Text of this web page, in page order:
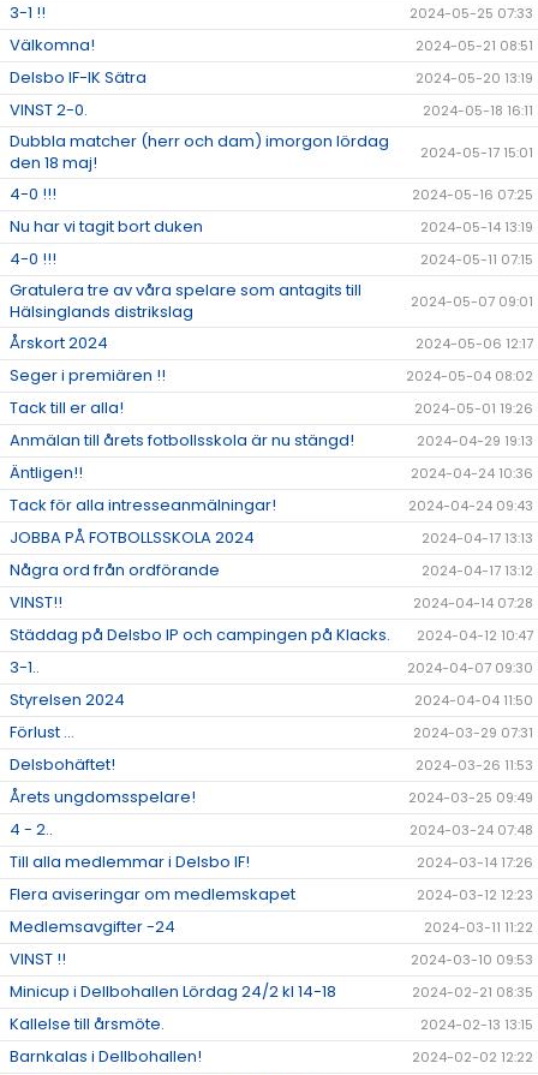
3-1 !! 2024-05-25 07:33
Välkomna! 2024-05-21 08:51
Delsbo IF-IK Sätra 2024-05-20 13:19
VINST 2-0. 2024-05-18 16:11
Dubbla matcher (herr och dam) imorgon lördag
den 18 maj!
2024-05-17 15:01
4-0 !!! 2024-05-16 07:25
Nu har vi tagit bort duken 2024-05-14 13:19
4-0 !!! 2024-05-11 07:15
Gratulera tre av våra spelare som antagits till
Hälsinglands distrikslag
2024-05-07 09:01
Årskort 2024 2024-05-06 12:17
Seger i premiären !! 2024-05-04 08:02
Tack till er alla! 2024-05-01 19:26
Anmälan till årets fotbollsskola är nu stängd! 2024-04-29 19:13
Äntligen!! 2024-04-24 10:36
Tack för alla intresseanmälningar! 2024-04-24 09:43
JOBBA PÅ FOTBOLLSSKOLA 2024 2024-04-17 13:13
Några ord från ordförande 2024-04-17 13:12
VINST!! 2024-04-14 07:28
Städdag på Delsbo IP och campingen på Klacks. 2024-04-12 10:47
3-1.. 2024-04-07 09:30
Styrelsen 2024 2024-04-04 11:50
Förlust ... 2024-03-29 07:31
Delsbohäftet! 2024-03-26 11:53
Årets ungdomsspelare! 2024-03-25 09:49
4 - 2.. 2024-03-24 07:48
Till alla medlemmar i Delsbo IF! 2024-03-14 17:26
Flera aviseringar om medlemskapet 2024-03-12 12:23
Medlemsavgifter -24 2024-03-11 11:22
VINST !! 2024-03-10 09:53
Minicup i Dellbohallen Lördag 24/2 kl 14-18 2024-02-21 08:35
Kallelse till årsmöte. 2024-02-13 13:15
Barnkalas i Dellbohallen! 2024-02-02 12:22